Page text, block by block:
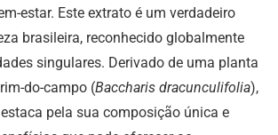
estar. Este extrato é um verdadeiro
brasileira, reconhecido globalmente
singulares. Derivado de uma planta
do-campo (Baccharis dracunculifolia),
pela sua composição única e